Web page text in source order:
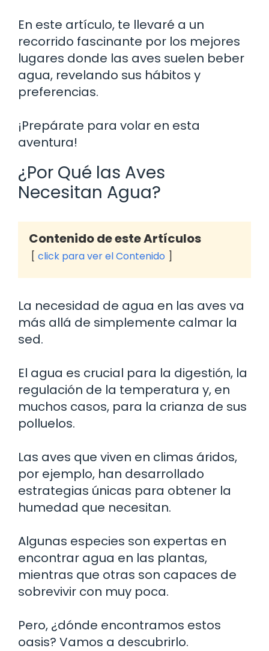
En este artículo, te llevaré a un
recorrido fascinante por los mejores
lugares donde las aves suelen beber
agua, revelando sus hábitos y
preferencias.
¡Prepárate para volar en esta
aventura!
¿Por Qué las Aves
Necesitan Agua?
Contenido de este Artículos
click para ver el Contenido
La necesidad de agua en las aves va
más allá de simplemente calmar la
sed.
El agua es crucial para la digestión, la
regulación de la temperatura y, en
muchos casos, para la crianza de sus
polluelos.
Las aves que viven en climas áridos,
por ejemplo, han desarrollado
estrategias únicas para obtener la
humedad que necesitan.
Algunas especies son expertas en
encontrar agua en las plantas,
mientras que otras son capaces de
sobrevivir con muy poca.
Pero, ¿dónde encontramos estos
oasis? Vamos a descubrirlo.